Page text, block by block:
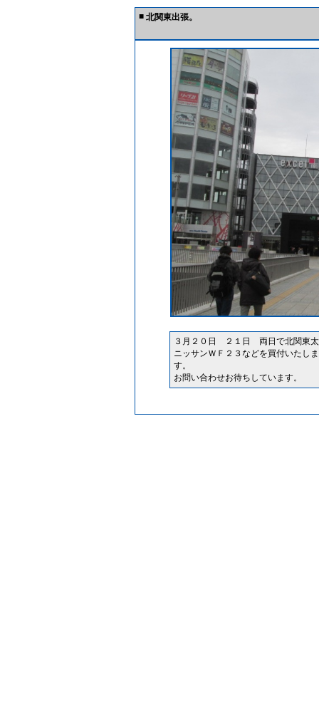
■ 北関東出張。
３月２０日 ２１日 両日で北関東
ニッサンＷＦ２３などを買付いたし
す。
お問い合わせお待ちしています。